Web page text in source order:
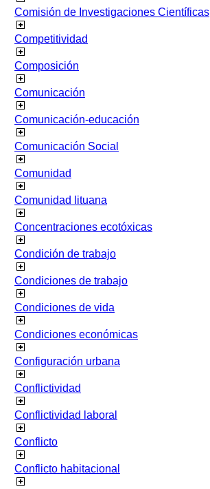
Comisión de Investigaciones Científicas
Competitividad
Composición
Comunicación
Comunicación-educación
Comunicación Social
Comunidad
Comunidad lituana
Concentraciones ecotóxicas
Condición de trabajo
Condiciones de trabajo
Condiciones de vida
Condiciones económicas
Configuración urbana
Conflictividad
Conflictividad laboral
Conflicto
Conflicto habitacional